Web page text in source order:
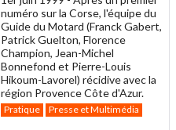
ami
numéro sur la Corse, l'équipe du
Guide du Motard (Franck Gabert,
Patrick Guelton, Florence
Champion, Jean-Michel
Bonnefond et Pierre-Louis
Hikoum-Lavorel) récidive avec la
région Provence Côte d'Azur.
Pratique
Presse et Multimédia